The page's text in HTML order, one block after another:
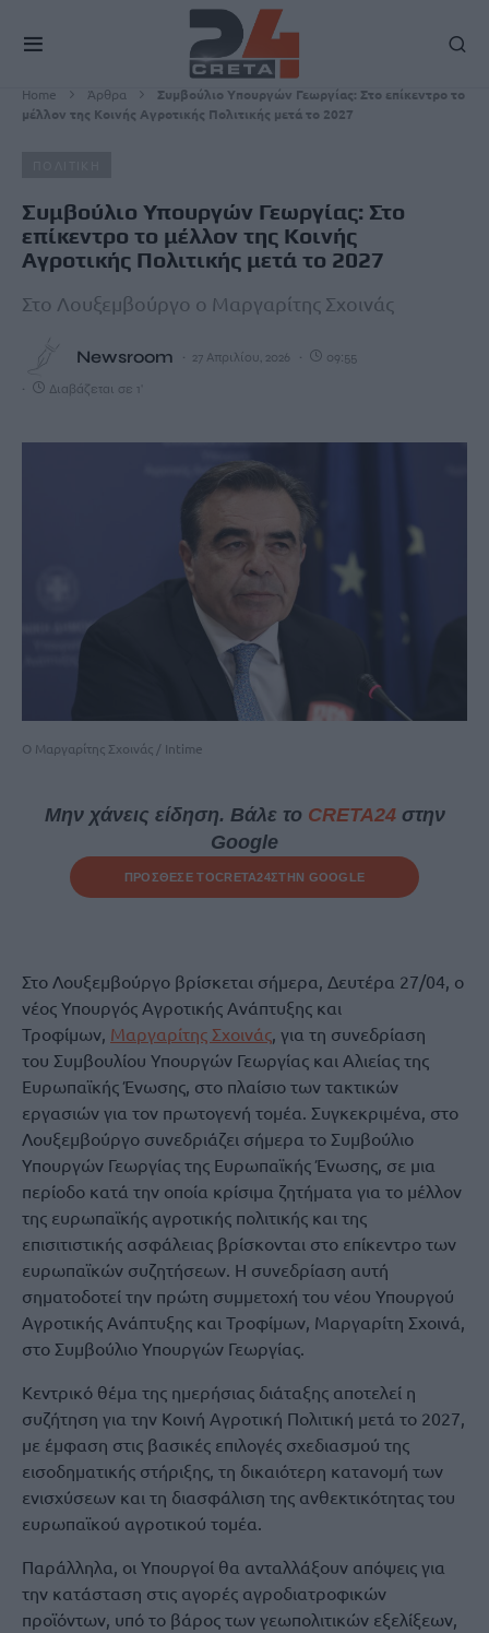
Home Άρθρα
Συμβούλιο Υπουργών Γεωργίας: Στο επίκεντρο το
μέλλον της Κοινής Αγροτικής Πολιτικής μετά το 2027
Συμβούλιο Υπουργών Γεωργίας: Στο
επίκεντρο το μέλλον της Κοινής
Αγροτικής Πολιτικής μετά το 2027
Στο Λουξεμβούργο ο Μαργαρίτης Σχοινάς
Newsroom 27 Απριλίου, 2026 09:55
Διαβάζεται σε 1'
Ο Μαργαρίτης Σχοινάς / Intime
Μην χάνεις είδηση. Βάλε το CRETA24στην
Google
ΠΡΟΣΘΕΣΕ ΤΟCRETA24ΣΤΗΝ GOOGLE
Στο Λουξεμβούργο βρίσκεται σήμερα, Δευτέρα 27/04, ο
νέος Υπουργός Αγροτικής Ανάπτυξης και
Τροφίμων, Μαργαρίτης Σχοινάς, για τη συνεδρίαση
του Συμβουλίου Υπουργών Γεωργίας και Αλιείας της
Ευρωπαϊκής Ένωσης, στο πλαίσιο των τακτικών
εργασιών για τον πρωτογενή τομέα. Συγκεκριμένα, στο
Λουξεμβούργο συνεδριάζει σήμερα το Συμβούλιο
Υπουργών Γεωργίας της Ευρωπαϊκής Ένωσης, σε μια
περίοδο κατά την οποία κρίσιμα ζητήματα για το μέλλον
της ευρωπαϊκής αγροτικής πολιτικής και της
επισιτιστικής ασφάλειας βρίσκονται στο επίκεντρο των
ευρωπαϊκών συζητήσεων. Η συνεδρίαση αυτή
σηματοδοτεί την πρώτη συμμετοχή του νέου Υπουργού
Αγροτικής Ανάπτυξης και Τροφίμων, Μαργαρίτη Σχοινά,
στο Συμβούλιο Υπουργών Γεωργίας.
Κεντρικό θέμα της ημερήσιας διάταξης αποτελεί η
συζήτηση για την Κοινή Αγροτική Πολιτική μετά το 2027,
με έμφαση στις βασικές επιλογές σχεδιασμού της
εισοδηματικής στήριξης, τη δικαιότερη κατανομή των
ενισχύσεων και τη διασφάλιση της ανθεκτικότητας του
ευρωπαϊκού αγροτικού τομέα.
Παράλληλα, οι Υπουργοί θα ανταλλάξουν απόψεις για
την κατάσταση στις αγορές αγροδιατροφικών
προϊόντων, υπό το βάρος των γεωπολιτικών εξελίξεων,